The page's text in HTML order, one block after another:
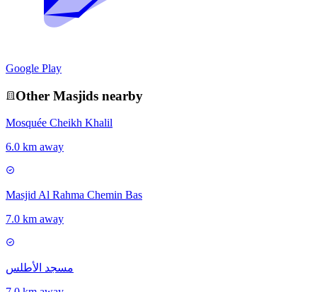
Google Play
Other Masjids nearby
Mosquée Cheikh Khalil
6.0 km away
Masjid Al Rahma Chemin Bas
7.0 km away
مسجد الأطلس